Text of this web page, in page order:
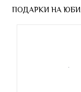
ПОДАРКИ НА